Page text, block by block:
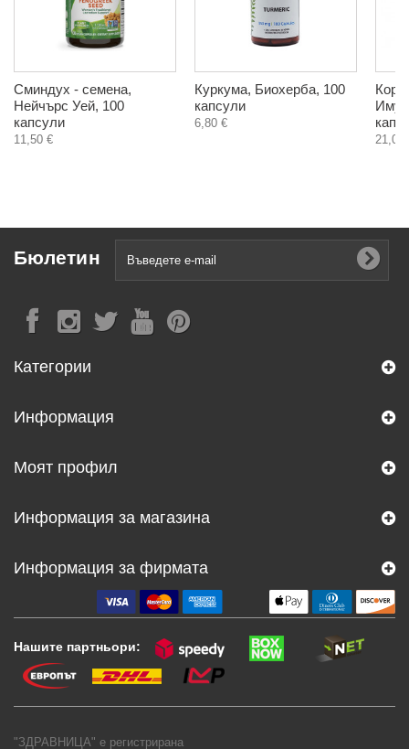
Сминдух - семена,
Нейчърс Уей, 100
капсули
11,50 €
Куркума, Биохерба, 100
капсули
6,80 €
21,00
Бюлетин
Категории
Информация
Моят профил
Информация за магазина
Информация за фирмата
Нашите партньори:
"ЗДРАВНИЦА" е регистрирана